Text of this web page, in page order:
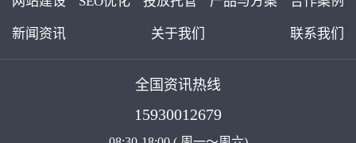
新闻资讯 关于我们 联系我们
全国资讯热线
15930012679